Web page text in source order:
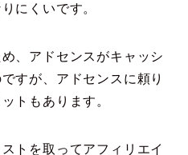
にくいです。
、アドセンスがキャッシ
すが、アドセンスに頼り
トもあります。
トを取ってアフィリエイ